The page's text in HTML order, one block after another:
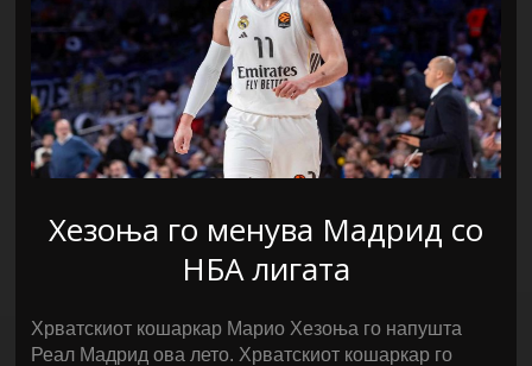
Хезоња го менува Мадрид со
НБА лигата
Хрватскиот кошаркар Марио Хезоња го напушта
Реал Мадрид ова лето. Хрватскиот кошаркар го